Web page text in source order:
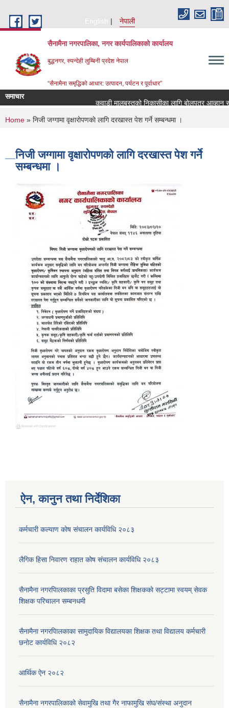
English
नेपाली
सैनामैना नगरपालिका, नगर कार्यपालिकाको कार्यालय
बुद्धनगर, रुपन्देही लुम्बिनी प्रदेश नेपाल
“सैनामैना समृद्धिको आधार: उत्पादन, पर्यटन र पूर्वाधार”
समाचार
कवाडी मालबस्तुकाे निकासीका लागि बाेलपत्र आव्हान
You are here
Home » निजी जग्गामा वृक्षाराेपणकाे लागि दरखास्त पेश गर्ने सम्बन्धमा ।
निजी जग्गामा वृक्षाराेपणकाे लागि दरखास्त पेश गर्ने
सम्बन्धमा ।
ऐन, कानुन तथा निर्देशिका
कर्मचारी कल्याण काेष संचालन कार्यविधि २०८३
लैगिक हिसा निवारण राहात कोष संचालन कार्यविधि २०८३
सैनामैना नगरपािलकाका प्रसुति विदामा बसेका शिक्षककाे सट्टामा स्वयम् सेवक
शिक्षक परिचालन सम्बनधमी
सैनामैना नगरपािलकाका सामुदायिक विद्यालयका शिक्षक तथा विद्यालय कर्मचारी
छनाेट कार्यविधि २०८२
आर्थिक ऐन २०८२
सैनामैना नगरपालिकाको सेवामुखि तथा गैर नाफामुखि संघ/संस्था अनुदान